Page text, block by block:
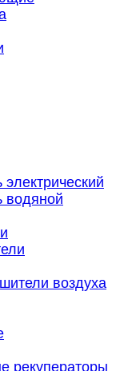
водяной
воздуха
рекуператоры